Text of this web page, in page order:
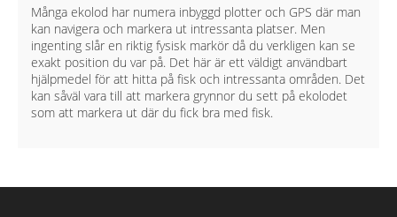
Många ekolod har numera inbyggd plotter och GPS där man
kan navigera och markera ut intressanta platser. Men
ingenting slår en riktig fysisk markör då du verkligen kan se
exakt position du var på. Det här är ett väldigt användbart
hjälpmedel för att hitta på fisk och intressanta områden. Det
kan såväl vara till att markera grynnor du sett på ekolodet
som att markera ut där du fick bra med fisk.